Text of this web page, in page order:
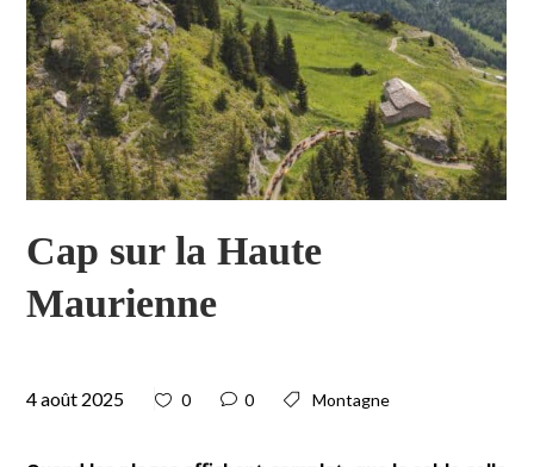
Cap sur la Haute
Maurienne
4 août 2025 0 0 Montagne